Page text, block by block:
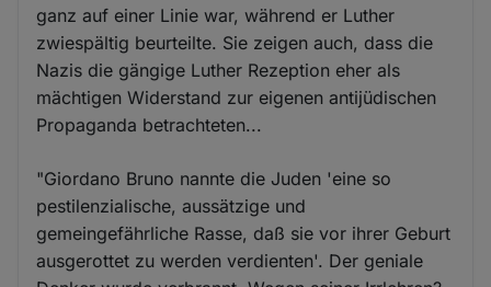
ganz auf einer Linie war, während er Luther
zwiespältig beurteilte. Sie zeigen auch, dass die
Nazis die gängige Luther Rezeption eher als
mächtigen Widerstand zur eigenen antijüdischen
Propaganda betrachteten...
"Giordano Bruno nannte die Juden 'eine so
pestilenzialische, aussätzige und
gemeingefährliche Rasse, daß sie vor ihrer Geburt
ausgerottet zu werden verdienten'. Der geniale